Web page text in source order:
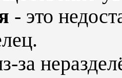
- это
за